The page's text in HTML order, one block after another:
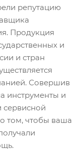
репутацию
Продукция
и
и стран
Совершив
инструменты и
сервисной
том, чтобы ваша